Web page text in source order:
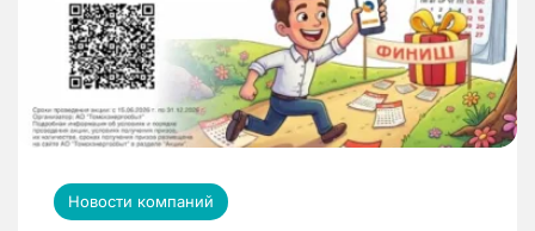
Новости компаний